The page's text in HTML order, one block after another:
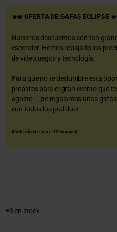
OFERTA DE GAFAS ECLIPSE
Nuestros descuentos son tan
esconder. Hemos rebajado los
de videojuegos y tecnología.
Para que no te deslumbre esta
prepares para el gran evento que
agosto—, ¡te regalamos unas
con todos los pedidos!
Oferta válida hasta el 12 de agosto.
3 en stock